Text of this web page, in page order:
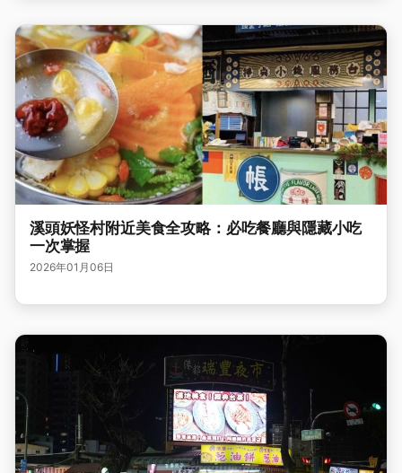
溪頭妖怪村附近美食全攻略：必吃餐廳與隱藏小吃
一次掌握
2026年01月06日